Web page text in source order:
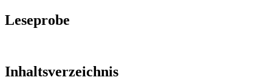
Leseprobe
Inhaltsverzeichnis